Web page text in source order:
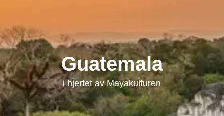
Guatemala
i hjertet av Mayakulturen